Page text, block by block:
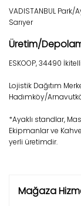
VADISTANBUL
Sarıyer
Üretim/
ESKOOP, 34490
Lojistik Dağıtım
Hadımköy/
*Ayaklı standlar,
Ekipmanlar ve
yerli üretimdir.
Mağaza